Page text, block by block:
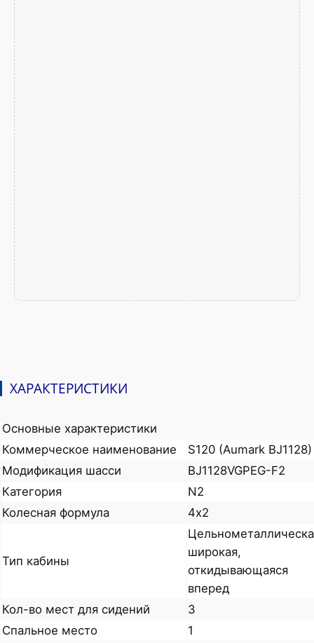
ХАРАКТЕРИСТИКИ
Основные характеристики
Коммерческое наименование
S120 (Aumark BJ1128)
Модификация шасси
BJ1128VGPEG-F2
Категория
N2
Колесная формула
4х2
Тип кабины
широкая,
откидывающаяся
вперед
Кол-во мест для сидений
3
Спальное место
1